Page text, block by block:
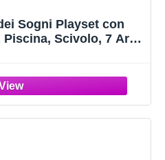
Sogni Playset con
Scivolo, 7 Aree